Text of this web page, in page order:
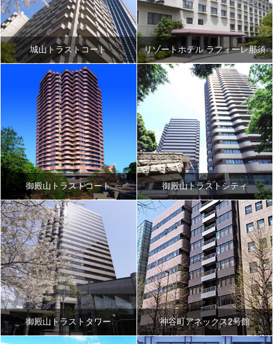
城山トラストコート リゾートホテル ラフォーレ那須
御殿山トラストコート 御殿山トラストシティ
御殿山トラストタワー 神谷町アネックス2号館